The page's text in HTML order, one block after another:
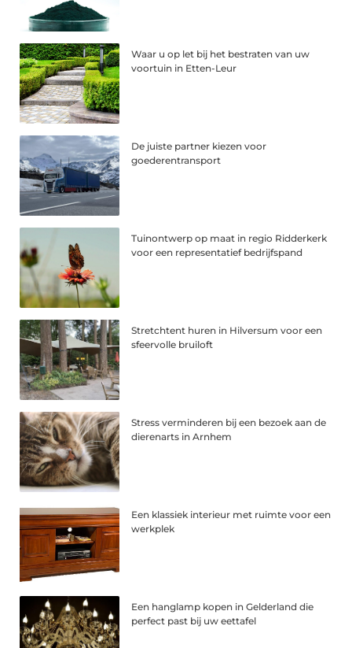
Waar u op let bij het bestraten van uw
voortuin in Etten-Leur
De juiste partner kiezen voor
goederentransport
Tuinontwerp op maat in regio Ridderkerk
voor een representatief bedrijfspand
Stretchtent huren in Hilversum voor een
sfeervolle bruiloft
Stress verminderen bij een bezoek aan de
dierenarts in Arnhem
Een klassiek interieur met ruimte voor een
werkplek
Een hanglamp kopen in Gelderland die
perfect past bij uw eettafel